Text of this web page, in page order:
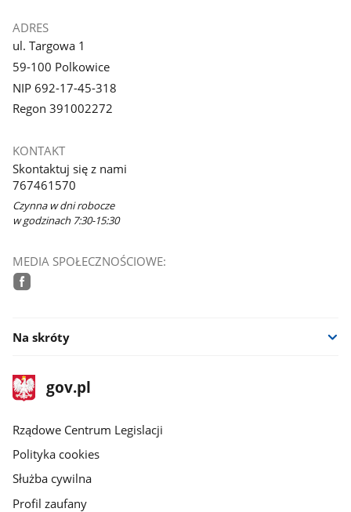
ADRES
ul. Targowa 1
59-100 Polkowice
NIP 692-17-45-318
Regon 391002272
KONTAKT
Skontaktuj się z nami
767461570
Czynna w dni robocze
w godzinach 7:30-15:30
MEDIA SPOŁECZNOŚCIOWE:
Na skróty
stopka
gov.plStrona
gov.pl
Rządowe Centrum Legislacji
Polityka cookies
Służba cywilna
Profil zaufany